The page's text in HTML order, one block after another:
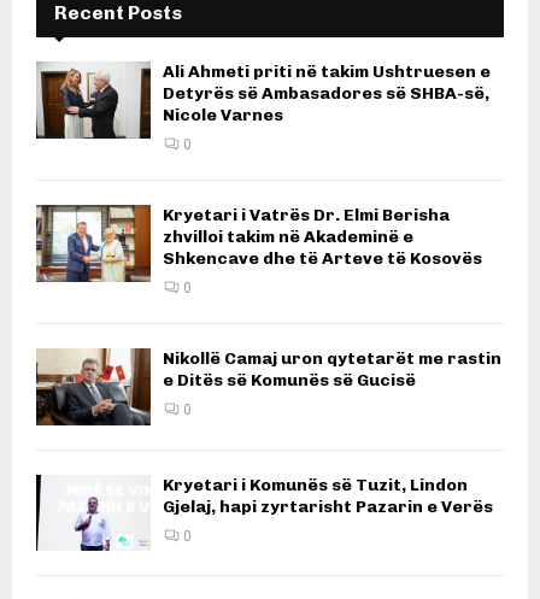
Recent Posts
Ali Ahmeti priti në takim Ushtruesen e
Detyrës së Ambasadores së SHBA-së,
Nicole Varnes
0
Kryetari i Vatrës Dr. Elmi Berisha
zhvilloi takim në Akademinë e
Shkencave dhe të Arteve të Kosovës
0
Nikollë Camaj uron qytetarët me rastin
e Ditës së Komunës së Gucisë
0
Kryetari i Komunës së Tuzit, Lindon
Gjelaj, hapi zyrtarisht Pazarin e Verës
0